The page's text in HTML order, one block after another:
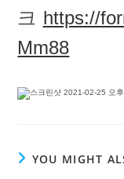
크 https://
Mm88
YOU MIGHT